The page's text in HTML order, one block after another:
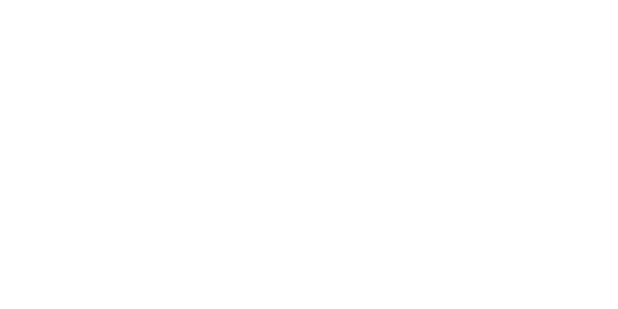
Angehörige kümmert.